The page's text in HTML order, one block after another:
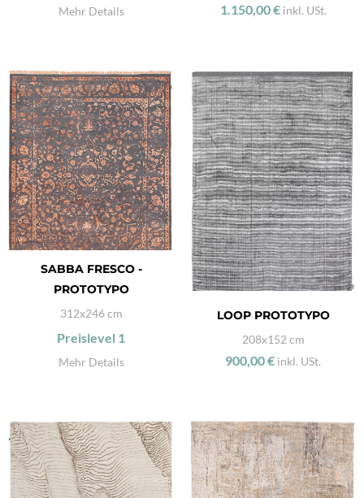
Mehr Details 1.150,00 € inkl. USt.
SABBA FRESCO -
PROTOTYPO
312x246 cm
Preislevel 1
Mehr Details
LOOP PROTOTYPO
208x152 cm
900,00 € inkl. USt.